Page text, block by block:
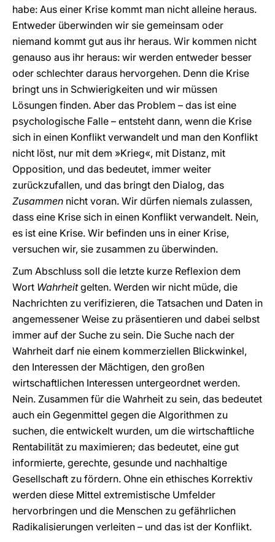
habe: Aus einer Krise kommt man nicht alleine heraus.
Entweder überwinden wir sie gemeinsam oder
niemand kommt gut aus ihr heraus. Wir kommen nicht
genauso aus ihr heraus: wir werden entweder besser
oder schlechter daraus hervorgehen. Denn die Krise
bringt uns in Schwierigkeiten und wir müssen
Lösungen finden. Aber das Problem – das ist eine
psychologische Falle – entsteht dann, wenn die Krise
sich in einen Konflikt verwandelt und man den Konflikt
nicht löst, nur mit dem »Krieg«, mit Distanz, mit
Opposition, und das bedeutet, immer weiter
zurückzufallen, und das bringt den Dialog, das
Zusammen nicht voran. Wir dürfen niemals zulassen,
dass eine Krise sich in einen Konflikt verwandelt. Nein,
es ist eine Krise. Wir befinden uns in einer Krise,
versuchen wir, sie zusammen zu überwinden.
Zum Abschluss soll die letzte kurze Reflexion dem
Wort Wahrheitgelten. Werden wir nicht müde, die
Nachrichten zu verifizieren, die Tatsachen und Daten in
angemessener Weise zu präsentieren und dabei selbst
immer auf der Suche zu sein. Die Suche nach der
Wahrheit darf nie einem kommerziellen Blickwinkel,
den Interessen der Mächtigen, den großen
wirtschaftlichen Interessen untergeordnet werden.
Nein. Zusammen für die Wahrheit zu sein, das bedeutet
auch ein Gegenmittel gegen die Algorithmen zu
suchen, die entwickelt wurden, um die wirtschaftliche
Rentabilität zu maximieren; das bedeutet, eine gut
informierte, gerechte, gesunde und nachhaltige
Gesellschaft zu fördern. Ohne ein ethisches Korrektiv
werden diese Mittel extremistische Umfelder
hervorbringen und die Menschen zu gefährlichen
Radikalisierungen verleiten – und das ist der Konflikt.